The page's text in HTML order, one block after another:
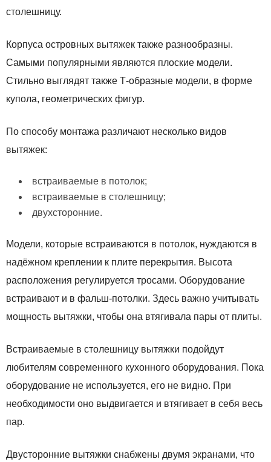
столешницу.
Корпуса островных вытяжек также разнообразны.
Самыми популярными являются плоские модели.
Стильно выглядят также Т-образные модели, в форме
купола, геометрических фигур.
По способу монтажа различают несколько видов
вытяжек:
встраиваемые в потолок;
встраиваемые в столешницу;
двухсторонние.
Модели, которые встраиваются в потолок, нуждаются в
надёжном креплении к плите перекрытия. Высота
расположения регулируется тросами. Оборудование
встраивают и в фальш-потолки. Здесь важно учитывать
мощность вытяжки, чтобы она втягивала пары от плиты.
Встраиваемые в столешницу вытяжки подойдут
любителям современного кухонного оборудования. Пока
оборудование не используется, его не видно. При
необходимости оно выдвигается и втягивает в себя весь
пар.
Двусторонние вытяжки снабжены двумя экранами, что